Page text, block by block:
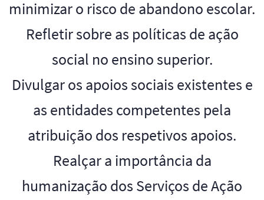
minimizar o risco de abandono escolar.
Refletir sobre as políticas de ação
social no ensino superior.
Divulgar os apoios sociais existentes e
as entidades competentes pela
atribuição dos respetivos apoios​.
Realçar a importância da
humanização dos Serviços de Ação